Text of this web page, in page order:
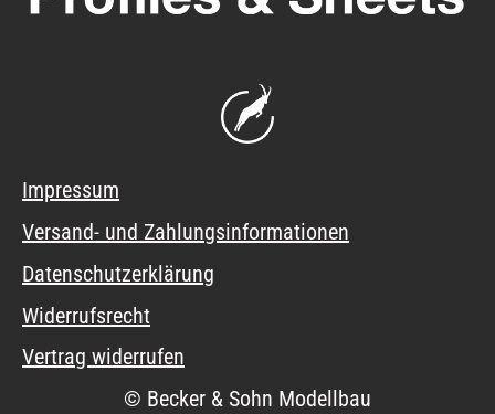
Impressum
Versand- und Zahlungsinformationen
Datenschutzerklärung
Widerrufsrecht
Vertrag widerrufen
© Becker & Sohn Modellbau